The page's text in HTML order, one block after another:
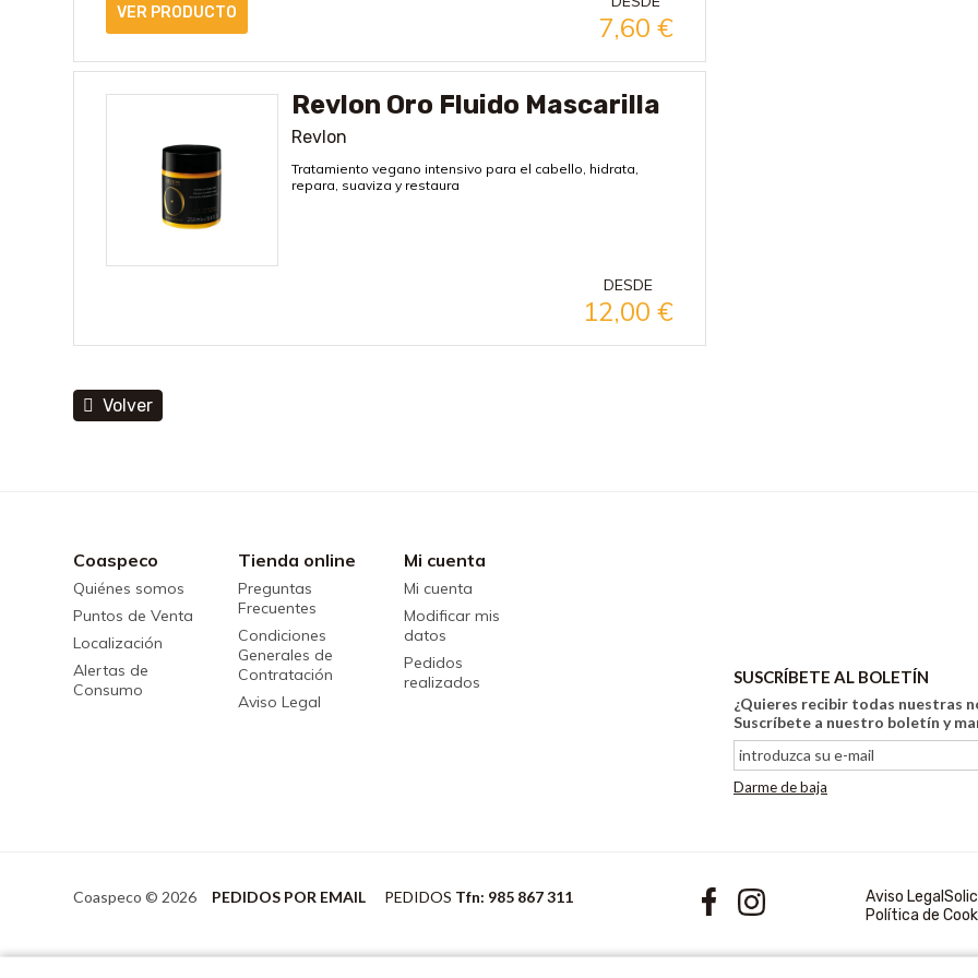
7,60€
VER PRODUCTO
Revlon Oro Fluido Mascarilla
Revlon
Tratamiento vegano intensivo para el cabello, hidrata,
repara, suaviza y restaura
DESDE
12,00€
Volver
Coaspeco
Quiénes somos
Puntos de Venta
Localización
Alertas de
Consumo
Tienda online
Preguntas
Frecuentes
Condiciones
Generales de
Contratación
Aviso Legal
Mi cuenta
Mi cuenta
Modificar mis
datos
Pedidos
realizados
SUSCRÍBETE AL BOLETÍN
¿Quieres recibir todas nuestras
Suscríbete a nuestro boletín y
Darme de baja
Coaspeco © 2026 PEDIDOS POR EMAIL PEDIDOS Tfn: 985 867 311 Aviso Legal
Política de